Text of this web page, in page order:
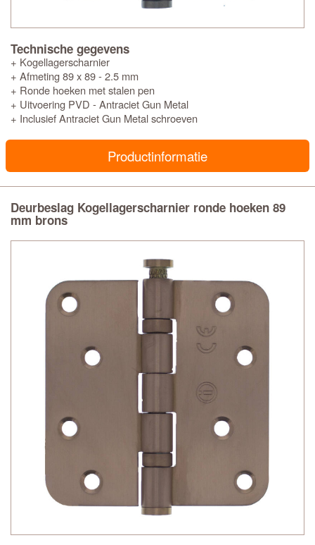
Technische gegevens
+ Kogellagerscharnier
+ Afmeting 89 x 89 - 2.5 mm
+ Ronde hoeken met stalen pen
+ Uitvoering PVD - Antraciet Gun Metal
+ Inclusief Antraciet Gun Metal schroeven
Productinformatie
Deurbeslag Kogellagerscharnier ronde hoeken 89
mm brons